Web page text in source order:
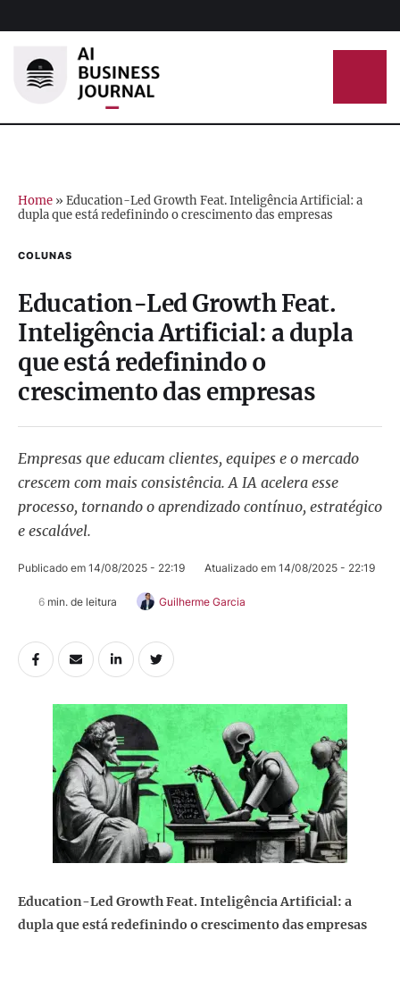
Home » Education-Led Growth Feat. Inteligência Artificial: a
dupla que está redefinindo o crescimento das empresas
COLUNAS
Education-Led Growth Feat.
Inteligência Artificial: a dupla
que está redefinindo o
crescimento das empresas
Empresas que educam clientes, equipes e o mercado
crescem com mais consistência. A IA acelera esse
processo, tornando o aprendizado contínuo, estratégico
e escalável.
Publicado em 14/08/2025 - 22:19 Atualizado em 14/08/2025 - 22:19
6 min. de leitura Guilherme Garcia
Education-Led Growth Feat. Inteligência Artificial: a
dupla que está redefinindo o crescimento das empresas